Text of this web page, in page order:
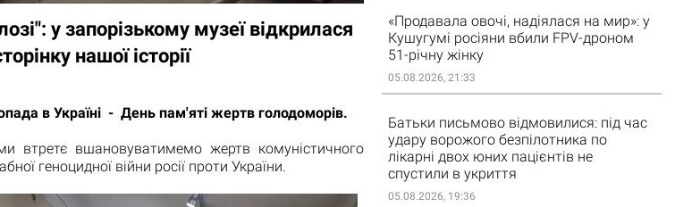
у запорізькому музеї відкрилася
нашої історії
в Україні - День пам'яті жертв голодоморів.
вшановуватимемо жертв комуністичного
геноцидної війни росії проти України.
«Продавала овочі, надіялася на мир»: у
Кушугумі росіяни вбили FPV-дроном
51-річну жінку
05.08.2026, 21:33
Батьки письмово відмовилися: під час
удару ворожого безпілотника по
лікарні двох юних пацієнтів не
спустили в укриття
05.08.2026, 19:36